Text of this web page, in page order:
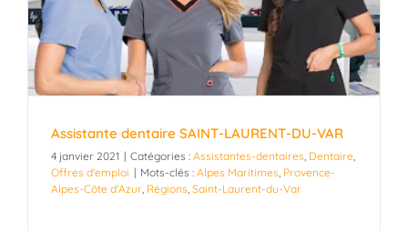
Assistante dentaire SAINT-LAURENT-DU-VAR
4 janvier 2021 | Catégories : Assistantes-dentaires, Dentaire,
Offres d'emploi | Mots-clés : Alpes Maritimes, Provence-
Alpes-Côte d'Azur, Régions, Saint-Laurent-du-Var